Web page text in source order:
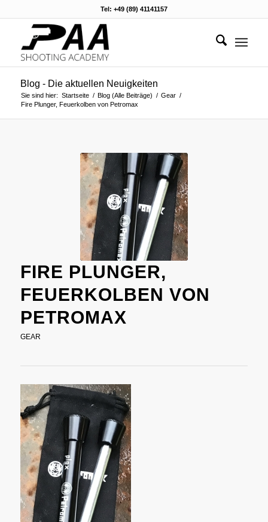
Tel: +49 (89) 41141157
Blog - Die aktuellen Neuigkeiten
Sie sind hier: Startseite / Blog (Alle Beiträge) / Gear /
Fire Plunger, Feuerkolben von Petromax
FIRE PLUNGER,
FEUERKOLBEN VON
PETROMAX
GEAR